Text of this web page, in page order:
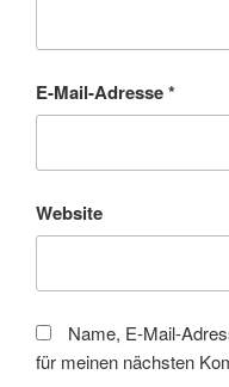
E-Mail-Adresse*
Website
Name, E-Mail-
für meinen nächsten